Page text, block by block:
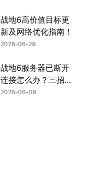
战地6高价值目标更
新及网络优化指南！
2026-06-29
战地6服务器已断开
连接怎么办？三招告
别服务器断开连接！
2026-06-09